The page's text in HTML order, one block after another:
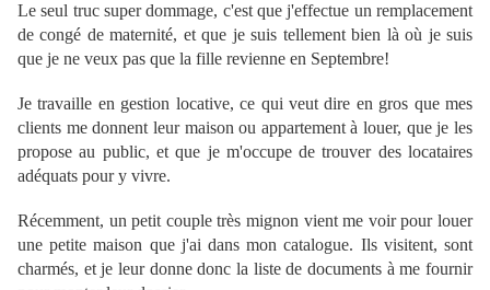
Le seul truc super dommage, c'est que j'effectue un remplacement
de congé de maternité, et que je suis tellement bien là où je suis
que je ne veux pas que la fille revienne en Septembre!
Je travaille en gestion locative, ce qui veut dire en gros que mes
clients me donnent leur maison ou appartement à louer, que je les
propose au public, et que je m'occupe de trouver des locataires
adéquats pour y vivre.
Récemment, un petit couple très mignon vient me voir pour louer
une petite maison que j'ai dans mon catalogue. Ils visitent, sont
charmés, et je leur donne donc la liste de documents à me fournir